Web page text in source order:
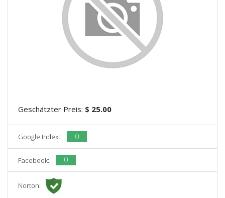
Geschätzter Preis: $ 25.00
Google Index: 0
Facebook: 0
Norton: